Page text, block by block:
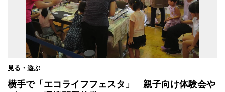
見る・遊ぶ
横手で「エコライフフェスタ」 親子向け体験会や